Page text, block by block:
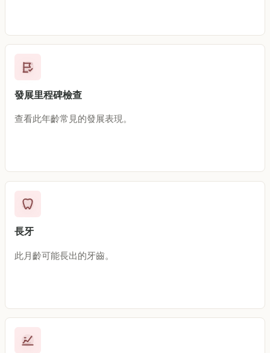
發展里程碑檢查
查看此年齡常見的發展表現。
長牙
此月齡可能長出的牙齒。